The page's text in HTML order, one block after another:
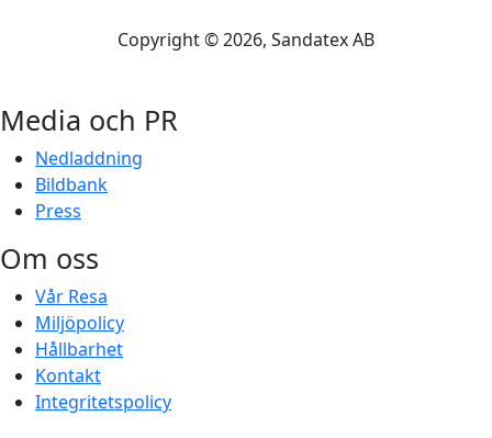
Copyright ©2026, Sandatex AB
Media och PR
Nedladdning
Bildbank
Press
Om oss
Vår Resa
Miljöpolicy
Hållbarhet
Kontakt
Integritetspolicy